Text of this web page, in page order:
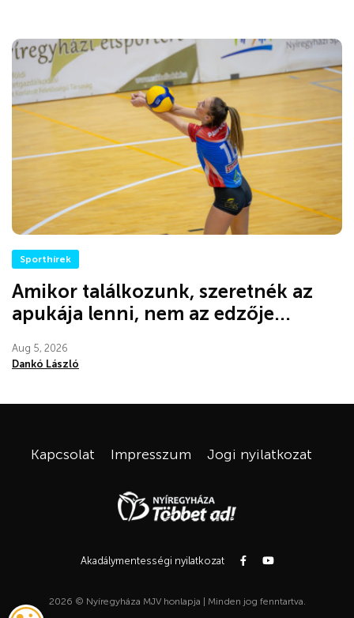
Sporthírek
Amikor találkozunk, szeretnék az
apukája lenni, nem az edzője...
Aug 5, 2026
Dankó László
Kapcsolat Impresszum Jogi nyilatkozat
Akadálymentességi nyilatkozat
2026 © Nyíregyháza MJV honlapja | Minden jog fenntartva.